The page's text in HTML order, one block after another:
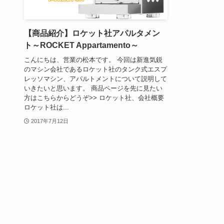
【商品紹介】ロケット社アパルタメン
ト～ROCKET Appartamento～
こんにちは、営業の松本です。 今回は新進気鋭
のマシン会社であるロケット社のタンク式エスプ
レッソマシン、アパルトメントについて説明して
いきたいと思います。 商品ページを先に見たい
方はこちらからどうぞ>> ロケット社、会社概要
ロケット社は...
2017年7月12日